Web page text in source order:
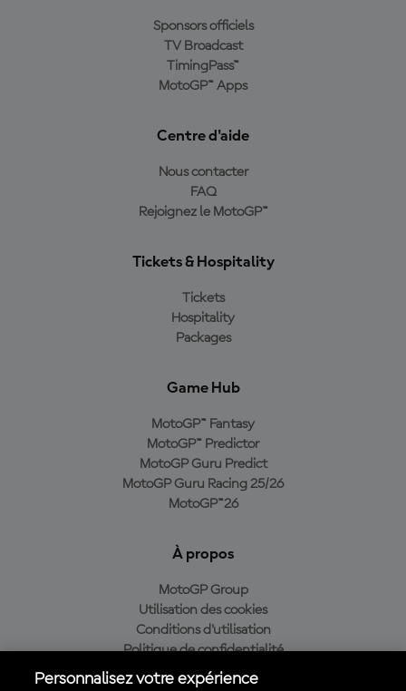
Sponsors officiels
TV Broadcast
TimingPass™
MotoGP™ Apps
Centre d'aide
Nous contacter
FAQ
Rejoignez le MotoGP™
Tickets & Hospitality
Tickets
Hospitality
Packages
Game Hub
MotoGP™ Fantasy
MotoGP™ Predictor
MotoGP Guru Predict
MotoGP Guru Racing 25/26
MotoGP™26
À propos
MotoGP Group
Utilisation des cookies
Conditions d'utilisation
Politique de confidentialité
Politique d’achat
Personnalisez votre expérience